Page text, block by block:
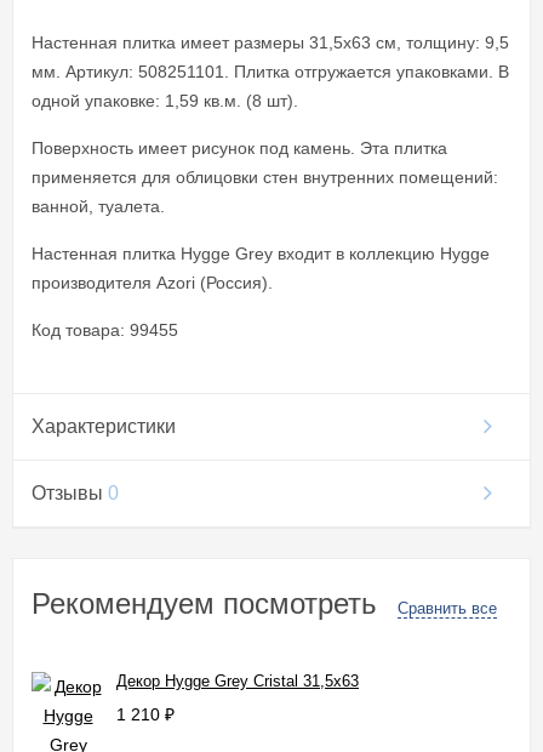
Настенная плитка имеет размеры 31,5x63 см, толщину: 9,5
мм. Артикул: 508251101. Плитка отгружается упаковками. В
одной упаковке: 1,59 кв.м. (8 шт).
Поверхность имеет рисунок под камень. Эта плитка
применяется для облицовки стен внутренних помещений:
ванной, туалета.
Настенная плитка Hygge Grey входит в коллекцию Hygge
производителя Azori (Россия).
Код товара: 99455
Характеристики
Отзывы 0
Рекомендуем посмотреть Сравнить все
Декор Hygge Grey Cristal 31,5x63
1 210 ₽